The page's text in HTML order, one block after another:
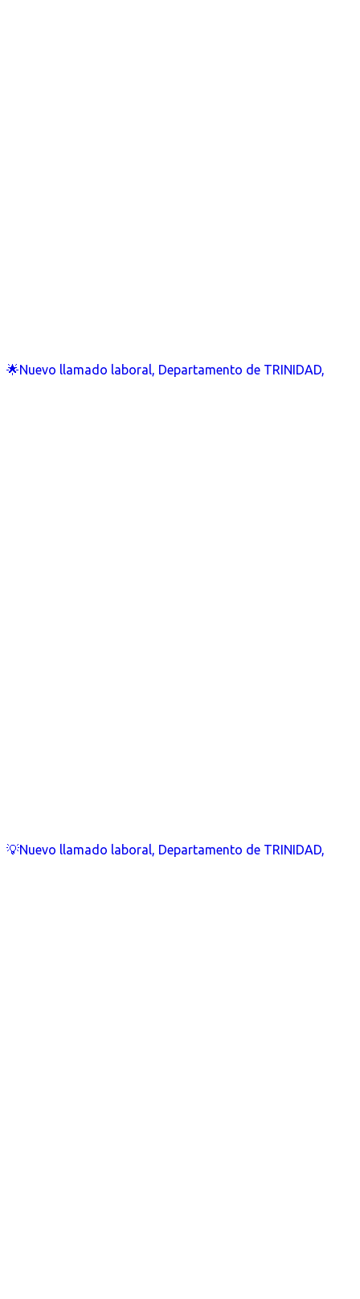
🌟Nuevo llamado laboral, Departamento de TRINIDAD,
💡Nuevo llamado laboral, Departamento de TRINIDAD,